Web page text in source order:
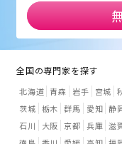
全国の専門家を探す
北海道 青森 岩手 宮城
茨城 栃木 群馬 愛知 静
石川
大阪 京都 兵庫 滋